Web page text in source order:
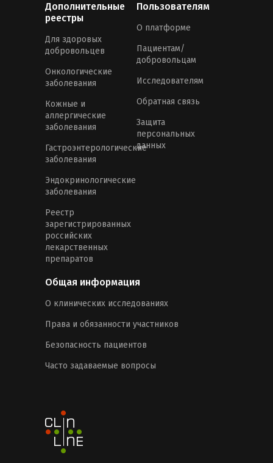
Дополнительные
реестры
Для здоровых
добровольцев
Онкологические
заболевания
Кожные и
аллергические
заболевания
Гастроэнтерологические
заболевания
Эндокринологические
заболевания
Реестр
зарегистрированных
российских
лекарственных
препаратов
Пользователям
О платформе
Пациентам/
добровольцам
Исследователям
Обратная связь
Защита
персональных
данных
Общая информация
О клинических исследованиях
Права и обязанности участников
Безопасность пациентов
Часто задаваемые вопросы